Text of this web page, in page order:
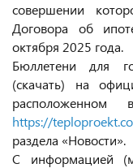
совершении
Договора об
октября 2025 года.
Бюллетени для
(скачать) на
https://
раздела «Новости».
С информацией